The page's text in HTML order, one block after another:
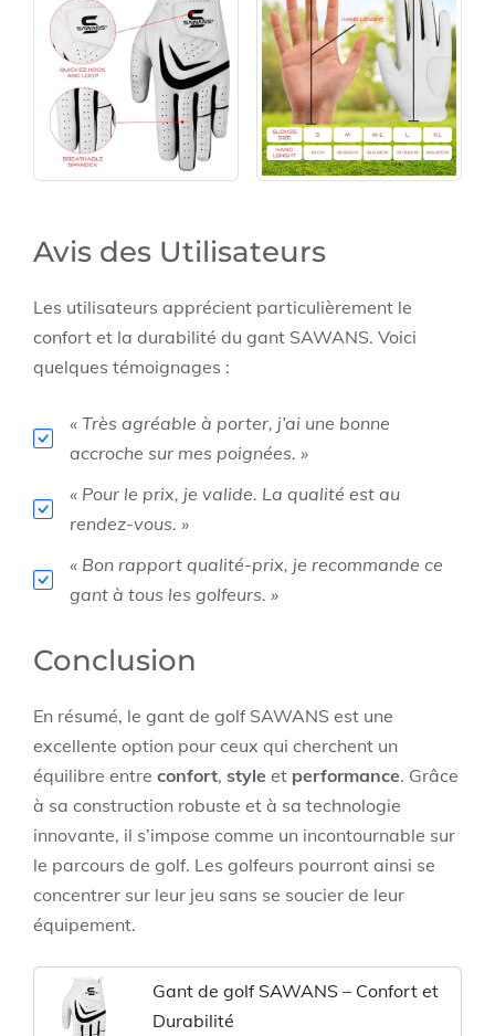
Avis des Utilisateurs
Les utilisateurs apprécient particulièrement le
confort et la durabilité du gant SAWANS. Voici
quelques témoignages :
« Très agréable à porter, j’ai une bonne
accroche sur mes poignées. »
« Pour le prix, je valide. La qualité est au
rendez-vous. »
« Bon rapport qualité-prix, je recommande ce
gant à tous les golfeurs. »
Conclusion
En résumé, le gant de golf SAWANS est une
excellente option pour ceux qui cherchent un
équilibre entre confort, style et performance. Grâce
à sa construction robuste et à sa technologie
innovante, il s’impose comme un incontournable sur
le parcours de golf. Les golfeurs pourront ainsi se
concentrer sur leur jeu sans se soucier de leur
équipement.
Gant de golf SAWANS – Confort et
Durabilité